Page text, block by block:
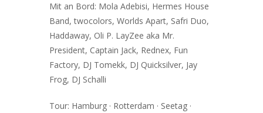
Mit an Bord: Mola Adebisi, Hermes House
Band, twocolors, Worlds Apart, Safri Duo,
Haddaway, Oli P. LayZee aka Mr.
President, Captain Jack, Rednex, Fun
Factory, DJ Tomekk, DJ Quicksilver, Jay
Frog, DJ Schalli
Tour: Hamburg · Rotterdam · Seetag ·